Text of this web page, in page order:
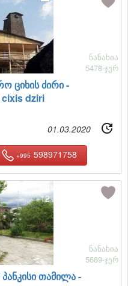
6
ციხის ძირი -
dziri
ნანახია
5478-ჯერ
01.03.2020
+995 598971758
12
თამილა -
ნანახია
5689-ჯერ